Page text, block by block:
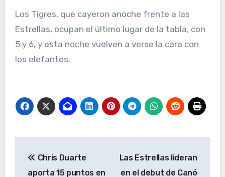
Los Tigres, que cayeron anoche frente a las
Estrellas, ocupan el último lugar de la tabla, con
5 y 6, y esta noche vuelven a verse la cara con
los elefantes.
de
Chris Duarte
aporta 15 puntos en
Las Estrellas lideran
en el debut de Canó